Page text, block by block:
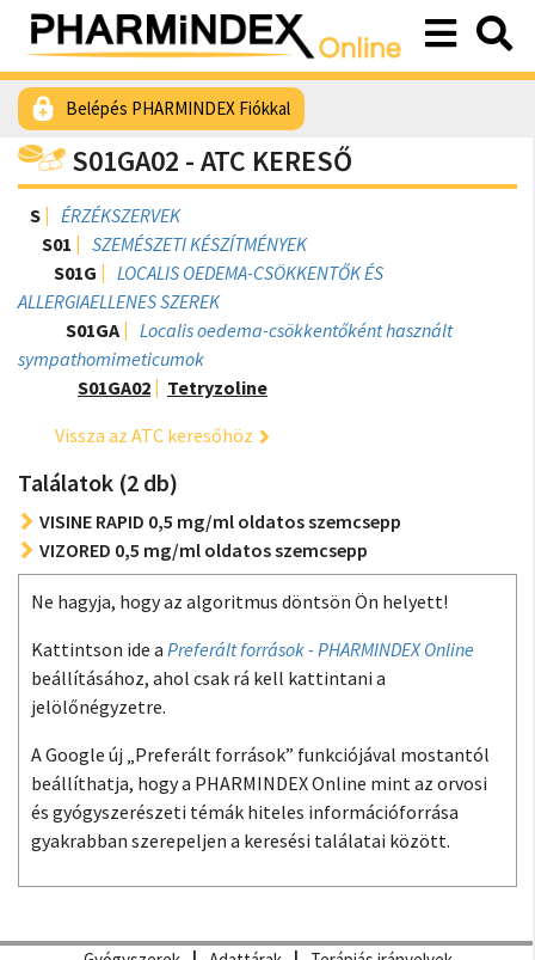
Belépés PHARMINDEX Fiókkal
S01GA02 - ATC KERESŐ
S
ÉRZÉKSZERVEK
S01
SZEMÉSZETI KÉSZÍTMÉNYEK
S01G
LOCALIS OEDEMA-CSÖKKENTŐK ÉS
ALLERGIAELLENES SZEREK
S01GA
Localis oedema-csökkentőként használt
sympathomimeticumok
S01GA02
Tetryzoline
Vissza az ATC keresőhöz
Találatok (2 db)
VISINE RAPID 0,5 mg/ml oldatos szemcsepp
VIZORED 0,5 mg/ml oldatos szemcsepp
Ne hagyja, hogy az algoritmus döntsön Ön helyett!
Kattintson ide a Preferált források - PHARMINDEX Online
beállításához, ahol csak rá kell kattintani a
jelölőnégyzetre.
A Google új „Preferált források” funkciójával mostantól
beállíthatja, hogy a PHARMINDEX Online mint az orvosi
és gyógyszerészeti témák hiteles információforrása
gyakrabban szerepeljen a keresési találatai között.